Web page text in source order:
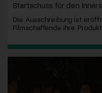
Startschuss für den
Die Ausschreibung ist
Filmschaffende ihre